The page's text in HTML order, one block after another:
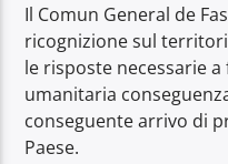
Radio Dolomiti
Il Comun General de
ricognizione sul
le risposte necessarie
umanitaria
conseguente arrivo di
Paese.